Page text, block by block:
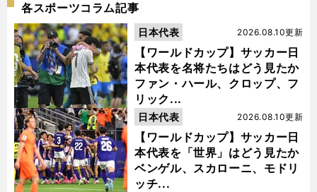
各スポーツコラム記事
【ワールドカップ】サッカー日
本代表を名将たちはどう見たか
ファン・ハール、クロップ、フ
リック...
2026.08.10更新
日本代表
【ワールドカップ】サッカー日
本代表を「世界」はどう見たか
ベンゲル、スカローニ、モドリ
ッチ...
2026.08.10更新
日本代表